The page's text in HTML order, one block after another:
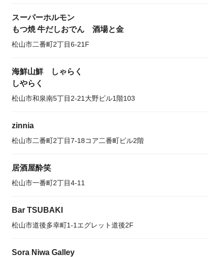
スーパーホルモン
もつ焼 牛だしおでん 酒場と金
松山市二番町2丁目6-21F
海鮮山鮮 しゃらく
しやらく
松山市和泉南5丁目2-21大野ビル1階103
zinnia
松山市二番町2丁目7-18コア二番町ビル2階
居酒屋酔笑
松山市一番町2丁目4-11
Bar TSUBAKI
松山市道後多幸町1-1エグレット道後2F
Sora Niwa Galley